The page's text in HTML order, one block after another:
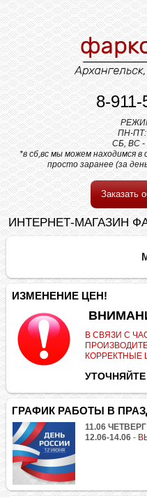
8-
ПН-ПТ:
СБ, ВС
*в сб,вс мы можем находимся
просто заранее (за
Заказать
ИНТЕРНЕТ-МАГАЗИН
ИЗМЕНЕНИЕ ЦЕН!
В СВЯЗИ С
КОРРЕКТНЫЕ
УТОЧНЯЙТЕ
ГРАФИК РАБОТЫ В
11.06 ЧЕТВЕРГ
12.06-14.06 -